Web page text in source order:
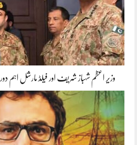
وزیر اعظم شہباز شریف اور فیلڈ مارشل